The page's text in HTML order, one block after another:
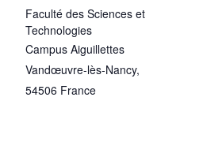
Faculté des Sciences et
Technologies
Campus Aiguillettes
Vandœuvre-lès-Nancy,
54506 France